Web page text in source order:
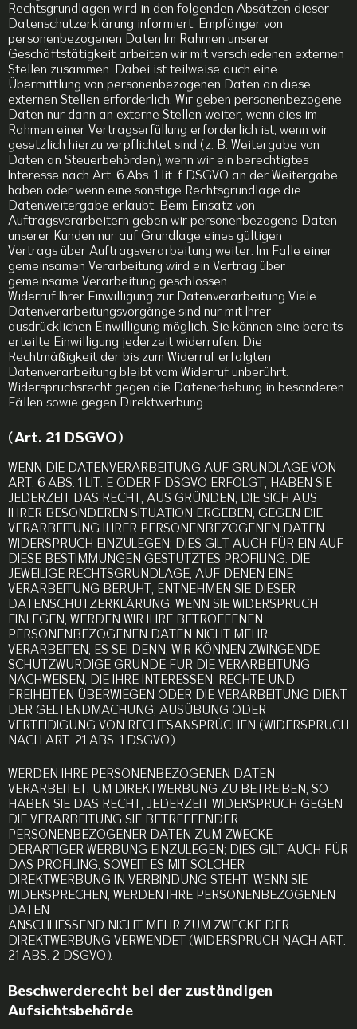
Rechtsgrundlagen wird in den folgenden Absätzen dieser
Datenschutzerklärung informiert. Empfänger von
personenbezogenen Daten Im Rahmen unserer
Geschäftstätigkeit arbeiten wir mit verschiedenen externen
Stellen zusammen. Dabei ist teilweise auch eine
Übermittlung von personenbezogenen Daten an diese
externen Stellen erforderlich. Wir geben personenbezogene
Daten nur dann an externe Stellen weiter, wenn dies im
Rahmen einer Vertragserfüllung erforderlich ist, wenn wir
gesetzlich hierzu verpflichtet sind (z. B. Weitergabe von
Daten an Steuerbehörden), wenn wir ein berechtigtes
Interesse nach Art. 6 Abs. 1 lit. f DSGVO an der Weitergabe
haben oder wenn eine sonstige Rechtsgrundlage die
Datenweitergabe erlaubt. Beim Einsatz von
Auftragsverarbeitern geben wir personenbezogene Daten
unserer Kunden nur auf Grundlage eines gültigen
Vertrags über Auftragsverarbeitung weiter. Im Falle einer
gemeinsamen Verarbeitung wird ein Vertrag über
gemeinsame Verarbeitung geschlossen.
Widerruf Ihrer Einwilligung zur Datenverarbeitung Viele
Datenverarbeitungsvorgänge sind nur mit Ihrer
ausdrücklichen Einwilligung möglich. Sie können eine bereits
erteilte Einwilligung jederzeit widerrufen. Die
Rechtmäßigkeit der bis zum Widerruf erfolgten
Datenverarbeitung bleibt vom Widerruf unberührt.
Widerspruchsrecht gegen die Datenerhebung in besonderen
Fällen sowie gegen Direktwerbung
(Art. 21 DSGVO)
WENN DIE DATENVERARBEITUNG AUF GRUNDLAGE VON
ART. 6 ABS. 1 LIT. E ODER F DSGVO ERFOLGT, HABEN SIE
JEDERZEIT DAS RECHT, AUS GRÜNDEN, DIE SICH AUS
IHRER BESONDEREN SITUATION ERGEBEN, GEGEN DIE
VERARBEITUNG IHRER PERSONENBEZOGENEN DATEN
WIDERSPRUCH EINZULEGEN; DIES GILT AUCH FÜR EIN AUF
DIESE BESTIMMUNGEN GESTÜTZTES PROFILING. DIE
JEWEILIGE RECHTSGRUNDLAGE, AUF DENEN EINE
VERARBEITUNG BERUHT, ENTNEHMEN SIE DIESER
DATENSCHUTZERKLÄRUNG. WENN SIE WIDERSPRUCH
EINLEGEN, WERDEN WIR IHRE BETROFFENEN
PERSONENBEZOGENEN DATEN NICHT MEHR
VERARBEITEN, ES SEI DENN, WIR KÖNNEN ZWINGENDE
SCHUTZWÜRDIGE GRÜNDE FÜR DIE VERARBEITUNG
NACHWEISEN, DIE IHRE INTERESSEN, RECHTE UND
FREIHEITEN ÜBERWIEGEN ODER DIE VERARBEITUNG DIENT
DER GELTENDMACHUNG, AUSÜBUNG ODER
VERTEIDIGUNG VON RECHTSANSPRÜCHEN (WIDERSPRUCH
NACH ART. 21 ABS. 1 DSGVO).
WERDEN IHRE PERSONENBEZOGENEN DATEN
VERARBEITET, UM DIREKTWERBUNG ZU BETREIBEN, SO
HABEN SIE DAS RECHT, JEDERZEIT WIDERSPRUCH GEGEN
DIE VERARBEITUNG SIE BETREFFENDER
PERSONENBEZOGENER DATEN ZUM ZWECKE
DERARTIGER WERBUNG EINZULEGEN; DIES GILT AUCH FÜR
DAS PROFILING, SOWEIT ES MIT SOLCHER
DIREKTWERBUNG IN VERBINDUNG STEHT. WENN SIE
WIDERSPRECHEN, WERDEN IHRE PERSONENBEZOGENEN
DATEN
ANSCHLIESSEND NICHT MEHR ZUM ZWECKE DER
DIREKTWERBUNG VERWENDET (WIDERSPRUCH NACH ART.
21 ABS. 2 DSGVO).
Beschwerderecht bei der zuständigen
Aufsichtsbehörde